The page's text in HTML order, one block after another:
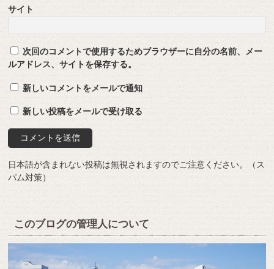
サイト
次回のコメントで使用するためブラウザーに自分の名前、メー
ルアドレス、サイトを保存する。
新しいコメントをメールで通知
新しい投稿をメールで受け取る
日本語が含まれない投稿は無視されますのでご注意ください。（ス
パム対策）
このブログの管理人について